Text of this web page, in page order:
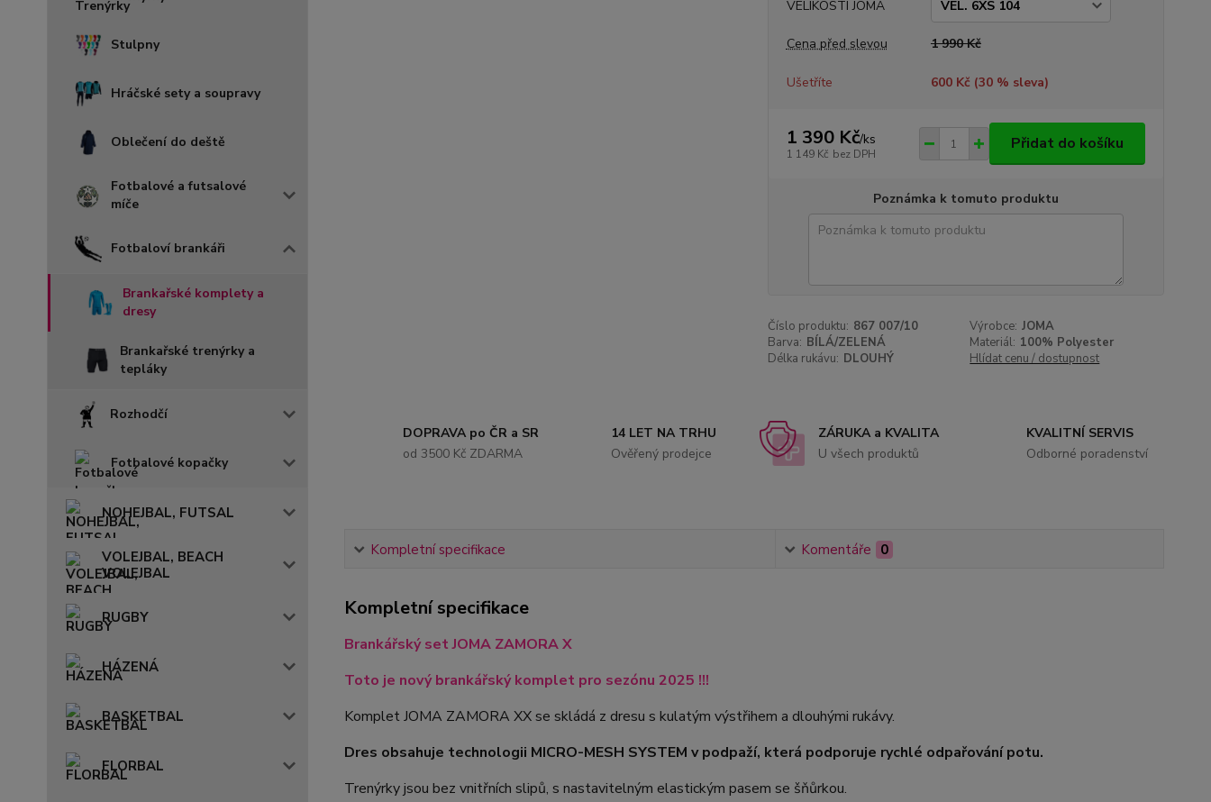
Stulpny
Hráčské sety a soupravy
Oblečení do deště
Fotbalové a futsalové
míče
Fotbaloví brankáři
Brankařské komplety a
dresy
Brankařské trenýrky a
tepláky
Rozhodčí
Fotbalové kopačky
NOHEJBAL, FUTSAL
VOLEJBAL, BEACH
VOLEJBAL
RUGBY
HÁZENÁ
BASKETBAL
FLORBAL
VELIKOSTI JOMA
Cena před slevou 1 990 Kč
Ušetříte 600 Kč (30% sleva)
1 390 Kč/ks
1 149 Kč bez DPH
Přidat do košíku
Poznámka k tomuto produktu
Číslo produktu: 867 007/10 Výrobce: JOMA
Barva: BÍLÁ/ZELENÁ Materiál: 100% Polyester
Délka rukávu: DLOUHÝ Hlídat cenu / dostupnost
DOPRAVA po ČR a SR
od 3500 Kč ZDARMA
14 LET NA TRHU
Ověřený prodejce
ZÁRUKA a KVALITA
U všech produktů
KVALITNÍ SERVIS
Odborné poradenství
Kompletní specifikace Komentáře 0
Kompletní specifikace
Brankářský set JOMA ZAMORA X
Toto je nový brankářský komplet pro sezónu 2025 !!!
Komplet JOMA ZAMORA XX se skládá z dresu s kulatým výstřihem a dlouhými rukávy.
Dres obsahuje technologii MICRO-MESH SYSTEM v podpaží, která podporuje rychlé odpařování potu.
Trenýrky jsou bez vnitřních slipů, s nastavitelným elastickým pasem se šňůrkou.